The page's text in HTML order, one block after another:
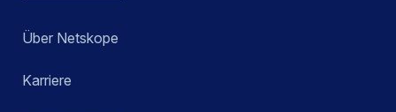
Über Netskope
Karriere